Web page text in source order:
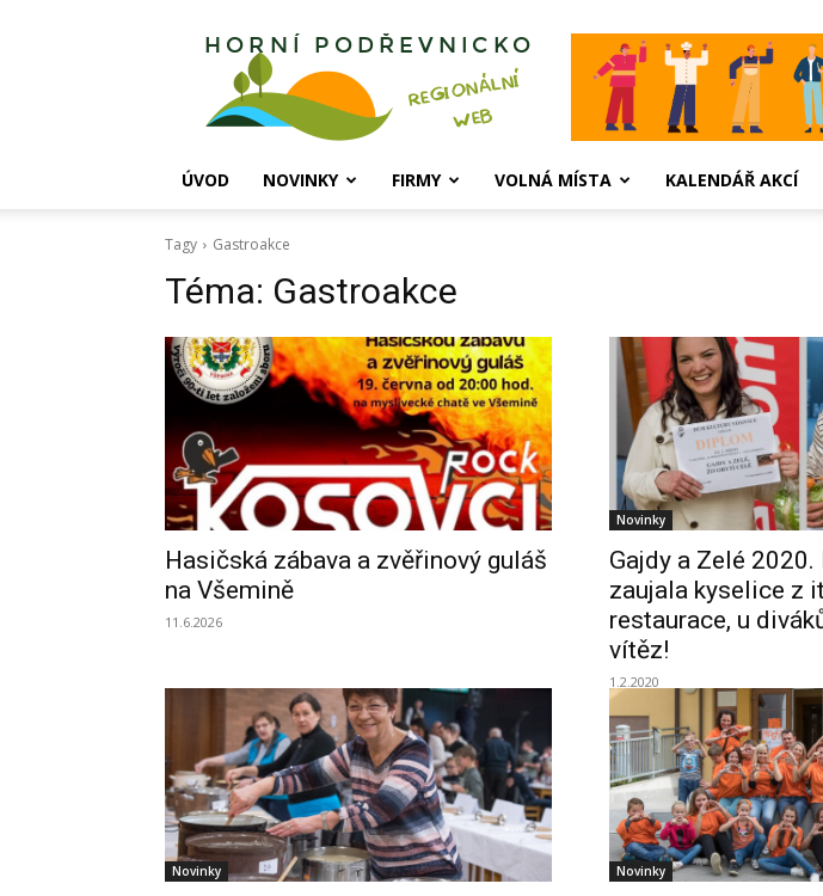
Horní
ÚVOD NOVINKY FIRMY VOLNÁ MÍSTA KALENDÁŘ AKCÍ
Tagy Gastroakce
Téma: Gastroakce
Hasičská zábava a zvěřinový guláš
na Všemině
11.6.2026
Novinky
Gajdy a Zelé
zaujala kyselice z
restaurace, u
vítěz!
1.2.2020
Novinky Novinky